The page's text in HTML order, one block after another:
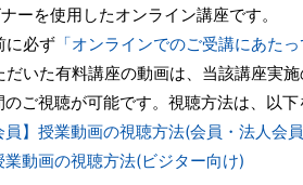
ーを使用したオンライン講座です。
必ず 「オンラインでのご受講にあたっ
いた有料講座の動画は、当該講座実
のご視聴が可能です。視聴方法は、以下
員】授業動画の視聴方法(会員・法人会
業動画の視聴方法(ビジター向け)